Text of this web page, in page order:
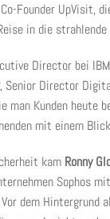
Founder UpVisit,
in die
Director bei
, Senior Director
man Kunden
mit einem
kam Ronny
Sophos
Vor dem